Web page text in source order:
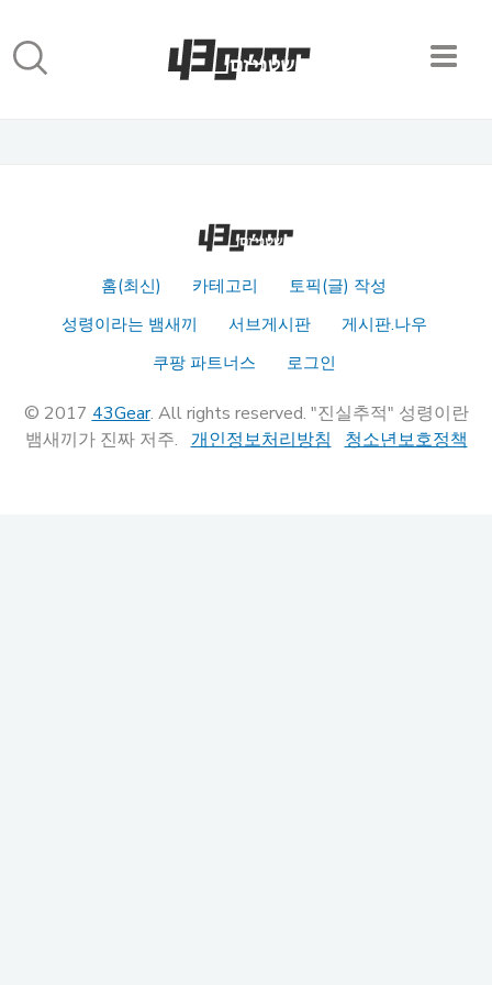
홈(최신) 카테고리
토픽(글) 작성
성령이라는 뱀새끼
서브게시판
게시판.나우
쿠팡 파트너스
로그인
© 2017 43Gear. All rights reserved. "진실추적" 성령이란
뱀새끼가 진짜 저주. 개인정보처리방침 청소년보호정책